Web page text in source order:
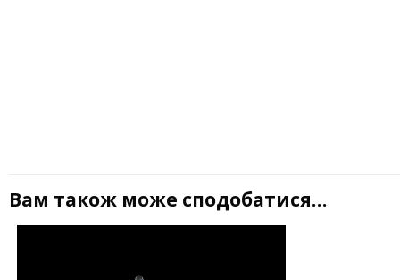
Вам також може сподобатися…